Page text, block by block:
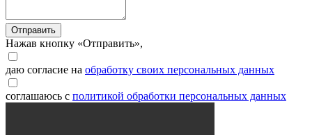
Отправить
Нажав кнопку «Отправить»,
даю согласие на обработку своих персональных данных
соглашаюсь с политикой обработки персональных данных